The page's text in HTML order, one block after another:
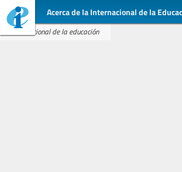
Acerca de la Internacional de la
Internacional de la educación